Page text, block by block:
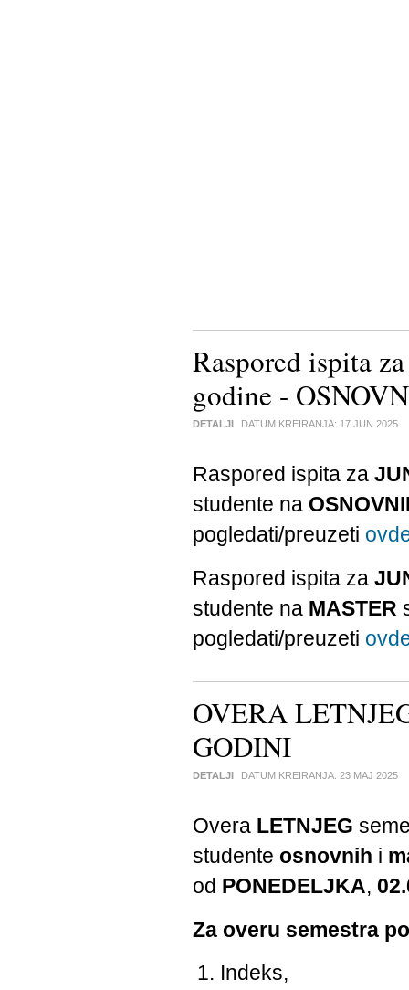
Raspored ispita
godine -
DETALJI DATUM KREIRANJA: 17 JUN 2025
Raspored ispita za
studente na
pogledati/preuzeti
Raspored ispita za
studente na MASTER
pogledati/preuzeti
OVERA
GODINI
DETALJI DATUM KREIRANJA: 23 MAJ 2025
Overa LETNJEG
studente osnovnih i
od PONEDELJKA,
Za overu semestra
Indeks,